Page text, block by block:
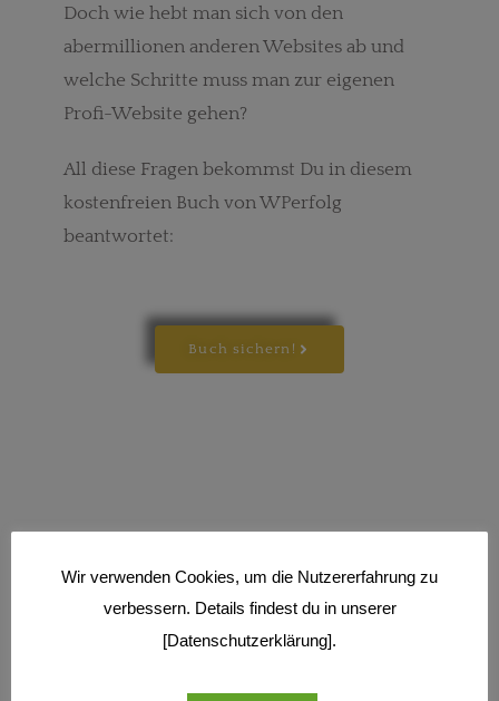
Doch wie hebt man sich von den
abermillionen anderen Websites ab und
welche Schritte muss man zur eigenen
Profi-Website gehen?
All diese Fragen bekommst Du in diesem
kostenfreien Buch von WPerfolg
beantwortet:
Buch sichern!
Wir verwenden Cookies, um die Nutzererfahrung zu
verbessern. Details findest du in unserer
[Datenschutzerklärung].